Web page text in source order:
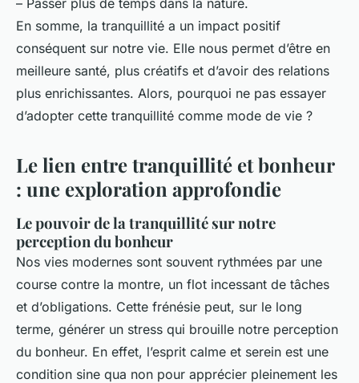
En somme, la tranquillité a un impact positif
conséquent sur notre vie. Elle nous permet d’être en
meilleure santé, plus créatifs et d’avoir des relations
plus enrichissantes. Alors, pourquoi ne pas essayer
d’adopter cette tranquillité comme mode de vie ?
Le lien entre tranquillité et bonheur
: une exploration approfondie
Le pouvoir de la tranquillité sur notre
perception du bonheur
Nos vies modernes sont souvent rythmées par une
course contre la montre, un flot incessant de tâches
et d’obligations. Cette frénésie peut, sur le long
terme, générer un stress qui brouille notre perception
du bonheur. En effet, l’esprit calme et serein est une
condition sine qua non pour apprécier pleinement les